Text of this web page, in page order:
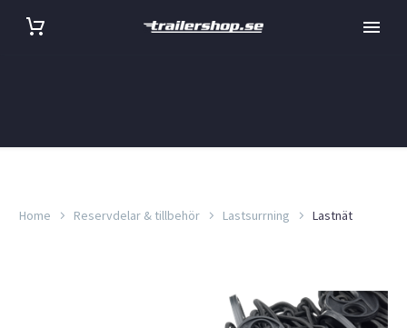
Home Reservdelar & tillbehör Lastsurrning Lastnät